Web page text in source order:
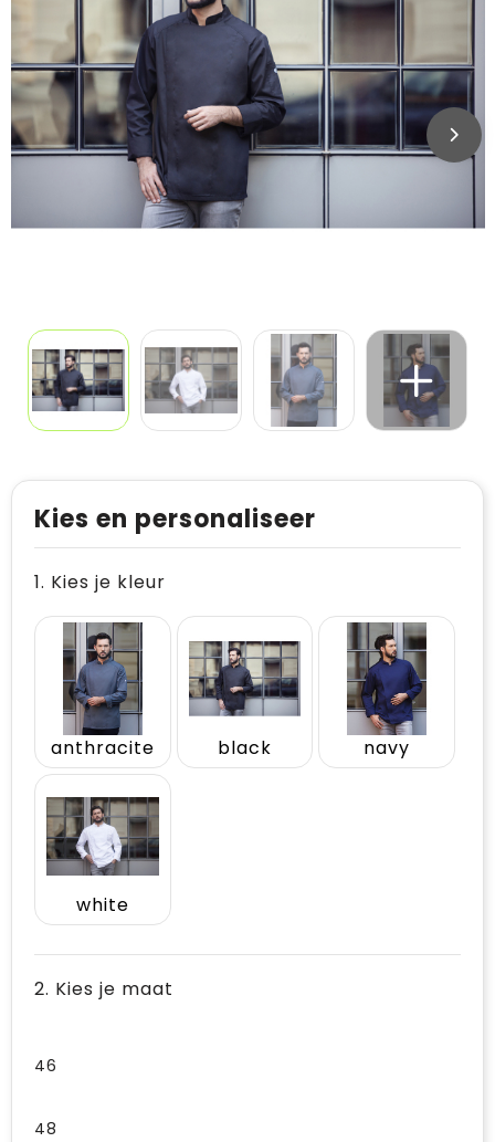
Kies en personaliseer
1. Kies je kleur
anthracite black navy
white
2. Kies je maat
46
48